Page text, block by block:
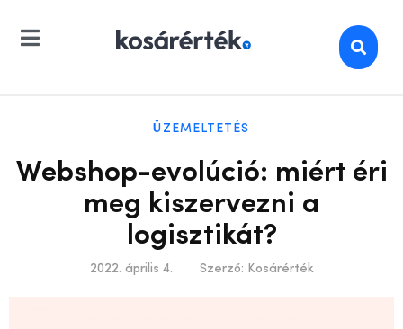
ÜZEMELTETÉS
Webshop-evolúció: miért éri
meg kiszervezni a
logisztikát?
2022. április 4. Szerző: Kosárérték